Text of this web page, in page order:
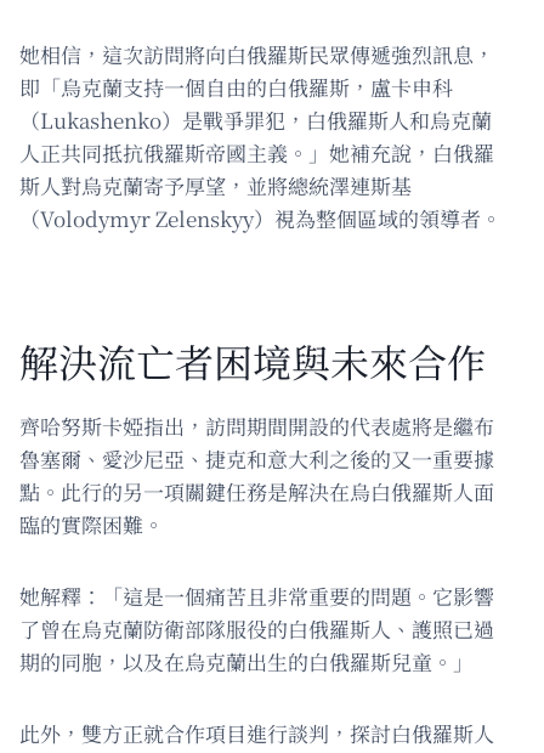
她相信，這次訪問將向白俄羅斯民眾傳遞強烈訊息，
即「烏克蘭支持一個自由的白俄羅斯，盧卡申科
（Lukashenko）是戰爭罪犯，白俄羅斯人和烏克蘭
人正共同抵抗俄羅斯帝國主義。」她補充說，白俄羅
斯人對烏克蘭寄予厚望，並將總統澤連斯基
（Volodymyr Zelenskyy）視為整個區域的領導者。
解決流亡者困境與未來合作
齊哈努斯卡婭指出，訪問期間開設的代表處將是繼布
魯塞爾、愛沙尼亞、捷克和意大利之後的又一重要據
點。此行的另一項關鍵任務是解決在烏白俄羅斯人面
臨的實際困難。
她解釋：「這是一個痛苦且非常重要的問題。它影響
了曾在烏克蘭防衛部隊服役的白俄羅斯人、護照已過
期的同胞，以及在烏克蘭出生的白俄羅斯兒童。」
此外，雙方正就合作項目進行談判，探討白俄羅斯人